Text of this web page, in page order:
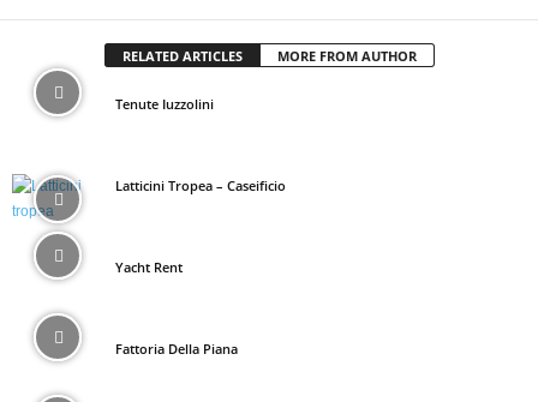
RELATED ARTICLES MORE FROM AUTHOR
Tenute Iuzzolini
Latticini Tropea – Caseificio
Yacht Rent
Fattoria Della Piana